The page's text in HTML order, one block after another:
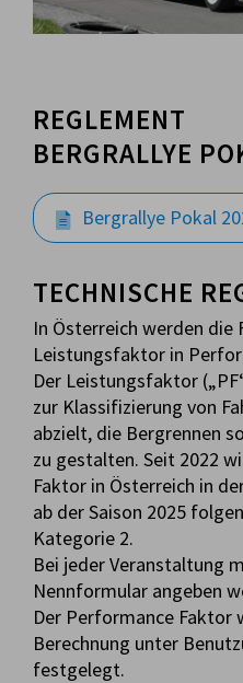
REGLEMENT
BERGRALLYE
Bergrallye Pokal
TECHNISCHE
In Österreich werden die
Leistungsfaktor in
Der Leistungsfaktor
zur Klassifizierung von
abzielt, die Bergrennen
zu gestalten. Seit 2022
Faktor in Österreich in
ab der Saison 2025
Kategorie 2.
Bei jeder Veranstaltung
Nennformular angeben
Der Performance Faktor
Berechnung unter
festgelegt.